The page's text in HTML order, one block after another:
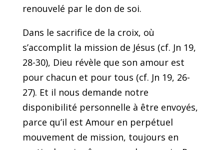
renouvelé par le don de soi.
Dans le sacrifice de la croix, où
s’accomplit la mission de Jésus (cf. Jn 19,
28-30), Dieu révèle que son amour est
pour chacun et pour tous (cf. Jn 19, 26-
27). Et il nous demande notre
disponibilité personnelle à être envoyés,
parce qu’il est Amour en perpétuel
mouvement de mission, toujours en